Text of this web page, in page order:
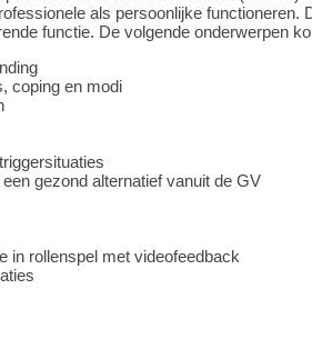
als persoonlijke functioneren.
functie. De volgende onderwerpen
coping en modi
gezond alternatief vanuit de GV
in rollenspel met videofeedback